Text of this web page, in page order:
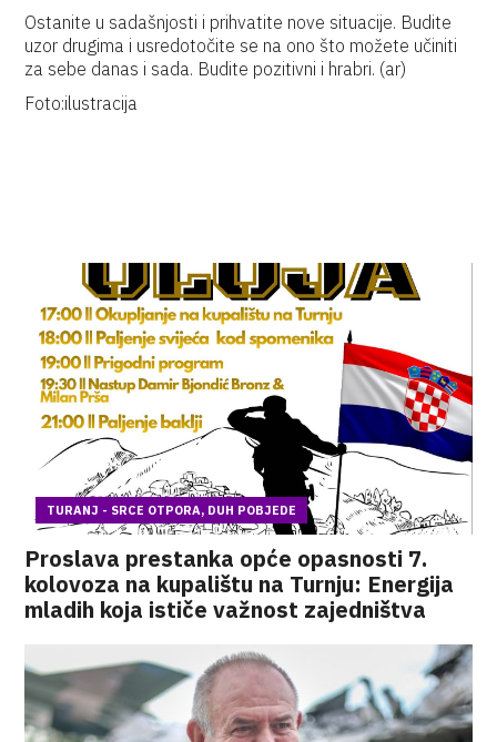
Ostanite u sadašnjosti i prihvatite nove situacije. Budite
uzor drugima i usredotočite se na ono što možete učiniti
za sebe danas i sada. Budite pozitivni i hrabri. (ar)
Foto:ilustracija
TURANJ - SRCE OTPORA, DUH POBJEDE
Proslava prestanka opće opasnosti 7.
kolovoza na kupalištu na Turnju: Energija
mladih koja ističe važnost zajedništva